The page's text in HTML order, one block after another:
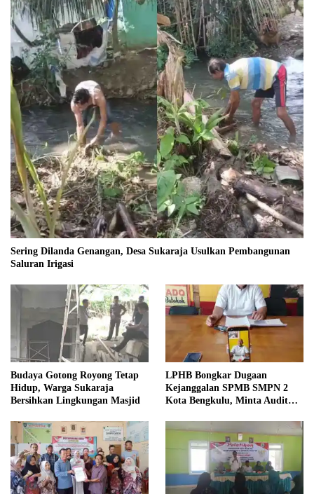
Sering Dilanda Genangan, Desa Sukaraja Usulkan Pembangunan
Saluran Irigasi
Budaya Gotong Royong Tetap
Hidup, Warga Sukaraja
Bersihkan Lingkungan Masjid
LPHB Bongkar Dugaan
Kejanggalan SPMB SMPN 2
Kota Bengkulu, Minta Audit